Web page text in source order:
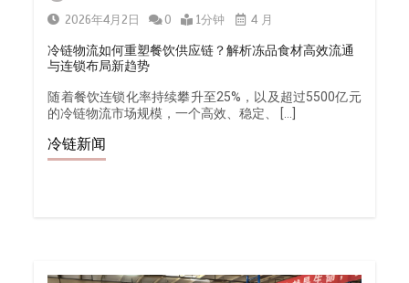
2026年4月2日
0 1分钟 4 月
冷链物流如何重塑餐饮供应链？解析冻品食材高效流通
与连锁布局新趋势
随着餐饮连锁化率持续攀升至25%，以及超过5500亿元
的冷链物流市场规模，一个高效、稳定、 […]
冷链新闻